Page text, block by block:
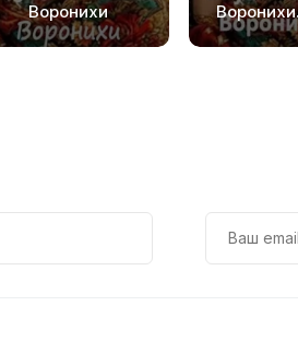
Воронихи